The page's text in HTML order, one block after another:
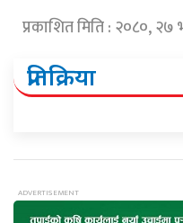
प्रकाशित मिति : २०८०,
प्रतिक्रिया